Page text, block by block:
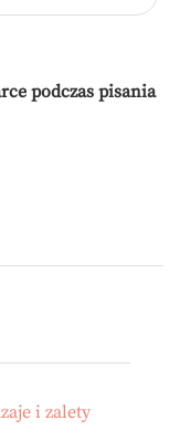
podczas pisania
i zalety